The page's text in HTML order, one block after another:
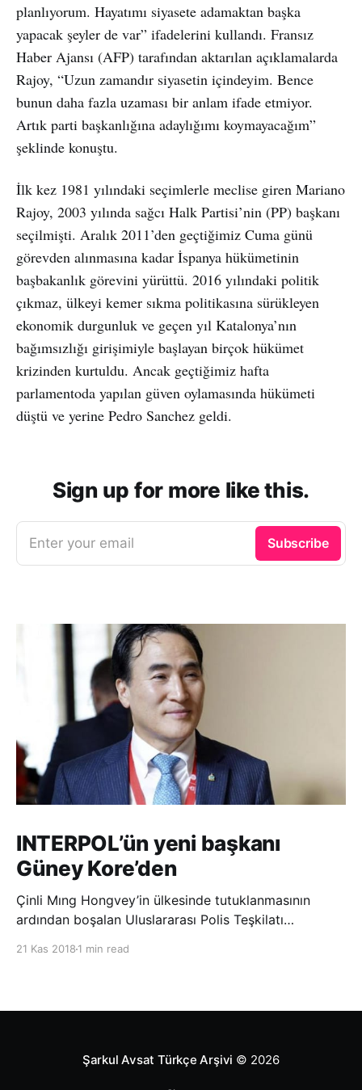
planlıyorum. Hayatımı siyasete adamaktan başka
yapacak şeyler de var” ifadelerini kullandı. Fransız
Haber Ajansı (AFP) tarafından aktarılan açıklamalarda
Rajoy, “Uzun zamandır siyasetin içindeyim. Bence
bunun daha fazla uzaması bir anlam ifade etmiyor.
Artık parti başkanlığına adaylığımı koymayacağım”
şeklinde konuştu.
İlk kez 1981 yılındaki seçimlerle meclise giren Mariano
Rajoy, 2003 yılında sağcı Halk Partisi’nin (PP) başkanı
seçilmişti. Aralık 2011’den geçtiğimiz Cuma günü
görevden alınmasına kadar İspanya hükümetinin
başbakanlık görevini yürüttü. 2016 yılındaki politik
çıkmaz, ülkeyi kemer sıkma politikasına sürükleyen
ekonomik durgunluk ve geçen yıl Katalonya’nın
bağımsızlığı girişimiyle başlayan birçok hükümet
krizinden kurtuldu. Ancak geçtiğimiz hafta
parlamentoda yapılan güven oylamasında hükümeti
düştü ve yerine Pedro Sanchez geldi.
Sign up for more like this.
Enter your email Subscribe
INTERPOL’ün yeni başkanı
Güney Kore’den
Çinli Mıng Hongvey’in ülkesinde tutuklanmasının
ardından boşalan Uluslararası Polis Teşkilatı
21 Kas 2018 1 min read
Şarkul Avsat Türkçe Arşivi © 2026